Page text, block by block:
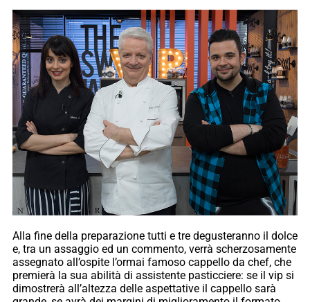
Alla fine della preparazione tutti e tre degusteranno il dolce
e, tra un assaggio ed un commento, verrà scherzosamente
assegnato all’ospite l’ormai famoso cappello da chef, che
premierà la sua abilità di assistente pasticciere: se il vip si
dimostrerà all’altezza delle aspettative il cappello sarà